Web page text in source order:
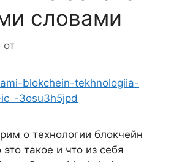
словами
от
о технологии блокчейн
такое и что из себя